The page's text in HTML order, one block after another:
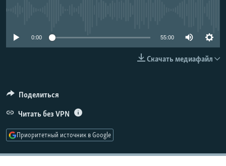
0:00 55:00
Скачать медиафайл
Поделиться
Читать без VPN
Приоритетный источник в Google